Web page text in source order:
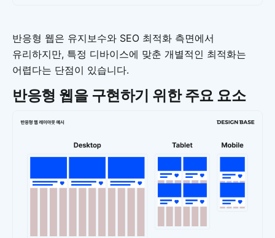
반응형 웹은 유지보수와 SEO 최적화 측면에서
유리하지만, 특정 디바이스에 맞춘 개별적인 최적화는
어렵다는 단점이 있습니다.
반응형 웹을 구현하기 위한 주요 요소